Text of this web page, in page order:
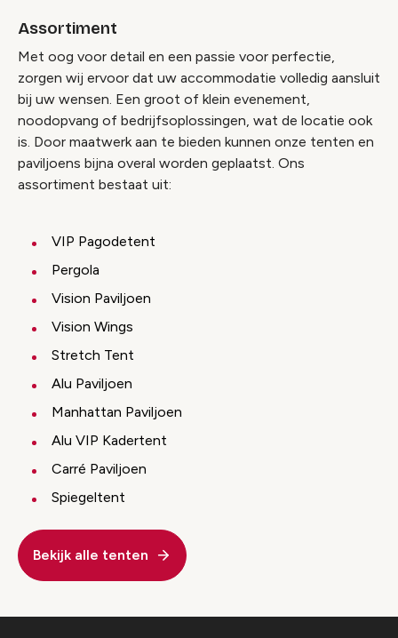
Assortiment
Met oog voor detail en een passie voor perfectie,
zorgen wij ervoor dat uw accommodatie volledig aansluit
bij uw wensen. Een groot of klein evenement,
noodopvang of bedrijfsoplossingen, wat de locatie ook
is. Door maatwerk aan te bieden kunnen onze tenten en
paviljoens bijna overal worden geplaatst. Ons
assortiment bestaat uit:
VIP Pagodetent
Pergola
Vision Paviljoen
Vision Wings
Stretch Tent
Alu Paviljoen
Manhattan Paviljoen
Alu VIP Kadertent
Carré Paviljoen
Spiegeltent
Bekijk alle tenten